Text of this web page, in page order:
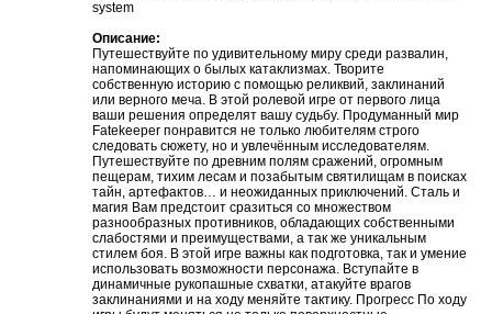
system
Описание:
Путешествуйте по удивительному миру среди развалин,
напоминающих о былых катаклизмах. Творите
собственную историю с помощью реликвий, заклинаний
или верного меча. В этой ролевой игре от первого лица
ваши решения определят вашу судьбу. Продуманный мир
Fatekeeper понравится не только любителям строго
следовать сюжету, но и увлечённым исследователям.
Путешествуйте по древним полям сражений, огромным
пещерам, тихим лесам и позабытым святилищам в поисках
тайн, артефактов… и неожиданных приключений. Сталь и
магия Вам предстоит сразиться со множеством
разнообразных противников, обладающих собственными
слабостями и преимуществами, а так же уникальным
стилем боя. В этой игре важны как подготовка, так и умение
использовать возможности персонажа. Вступайте в
динамичные рукопашные схватки, атакуйте врагов
заклинаниями и на ходу меняйте тактику. Прогресс По ходу